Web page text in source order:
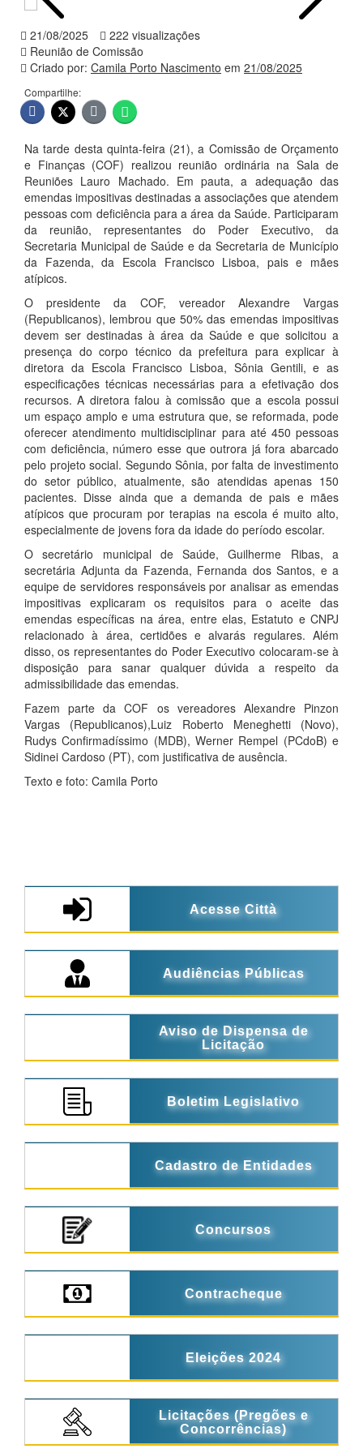
21/08/2025
222 visualizações
Reunião de Comissão
Criado por: Camila Porto Nascimento em 21/08/2025
Compartilhe:
Na tarde desta quinta-feira (21), a Comissão de Orçamento
e Finanças (COF) realizou reunião ordinária na Sala de
Reuniões Lauro Machado. Em pauta, a adequação das
emendas impositivas destinadas a associações que atendem
pessoas com deficiência para a área da Saúde. Participaram
da reunião, representantes do Poder Executivo, da
Secretaria Municipal de Saúde e da Secretaria de Município
da Fazenda, da Escola Francisco Lisboa, pais e mães
atípicos.
O presidente da COF, vereador Alexandre Vargas
(Republicanos), lembrou que 50% das emendas impositivas
devem ser destinadas à área da Saúde e que solicitou a
presença do corpo técnico da prefeitura para explicar à
diretora da Escola Francisco Lisboa, Sônia Gentili, e as
especificações técnicas necessárias para a efetivação dos
recursos. A diretora falou à comissão que a escola possui
um espaço amplo e uma estrutura que, se reformada, pode
oferecer atendimento multidisciplinar para até 450 pessoas
com deficiência, número esse que outrora já fora abarcado
pelo projeto social. Segundo Sônia, por falta de investimento
do setor público, atualmente, são atendidas apenas 150
pacientes. Disse ainda que a demanda de pais e mães
atípicos que procuram por terapias na escola é muito alto,
especialmente de jovens fora da idade do período escolar.
O secretário municipal de Saúde, Guilherme Ribas, a
secretária Adjunta da Fazenda, Fernanda dos Santos, e a
equipe de servidores responsáveis por analisar as emendas
impositivas explicaram os requisitos para o aceite das
emendas específicas na área, entre elas, Estatuto e CNPJ
relacionado à área, certidões e alvarás regulares. Além
disso, os representantes do Poder Executivo colocaram-se à
disposição para sanar qualquer dúvida a respeito da
admissibilidade das emendas.
Fazem parte da COF os vereadores Alexandre Pinzon
Vargas (Republicanos),Luiz Roberto Meneghetti (Novo),
Rudys Confirmadíssimo (MDB), Werner Rempel (PCdoB) e
Sidinei Cardoso (PT), com justificativa de ausência.
Texto e foto: Camila Porto
Acesse Città
Audiências Públicas
Aviso de Dispensa de
Licitação
Boletim Legislativo
Cadastro de Entidades
Concursos
Contracheque
Eleições 2024
Licitações (Pregões e
Concorrências)